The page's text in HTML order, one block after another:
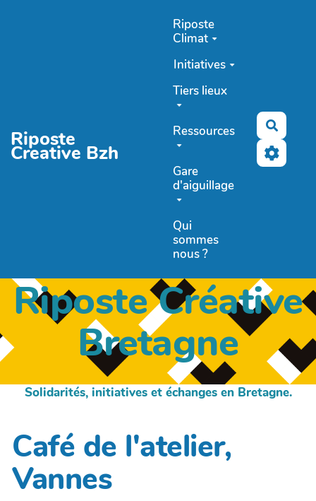
Riposte
Creative Bzh
Riposte
Climat
Initiatives
Tiers lieux
Ressources
Gare
d'aiguillage
Qui
sommes
nous ?
Riposte Créative
Bretagne
Solidarités, initiatives et échanges en Bretagne.
Café de l'atelier,
Vannes